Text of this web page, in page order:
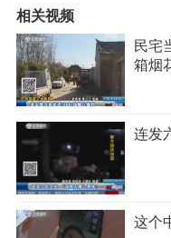
相关视频
民宅
箱烟
连发
这个